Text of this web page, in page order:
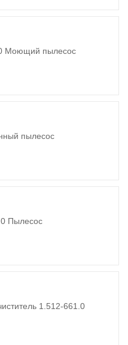
Моющий пылесос
пылесос
Пылесос
1.512-661.0